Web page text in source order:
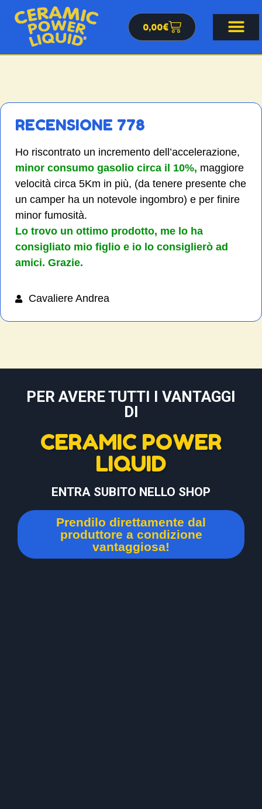
0,00€
RECENSIONE 778
Ho riscontrato un incremento dell’accelerazione,
minor consumo gasolio circa il 10%, maggiore
velocità circa 5Km in più, (da tenere presente che
un camper ha un notevole ingombro) e per finire
minor fumosità.
Lo trovo un ottimo prodotto, me lo ha
consigliato mio figlio e io lo consiglierò ad
amici. Grazie.
Cavaliere Andrea
PER AVERE TUTTI I VANTAGGI
DI
CERAMIC POWER
LIQUID
ENTRA SUBITO NELLO SHOP
Prendilo direttamente dal
produttore a condizione
vantaggiosa!